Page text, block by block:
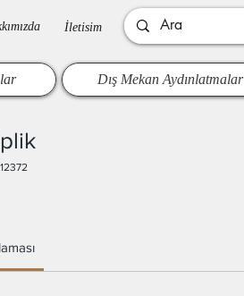
İletisim
Dış Mekan Aydınlatmalar